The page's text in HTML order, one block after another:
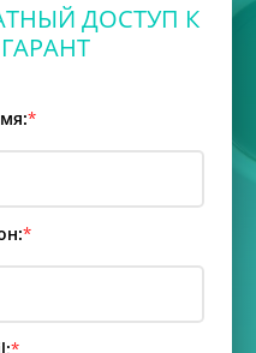
ДОСТУП К
*
*
*